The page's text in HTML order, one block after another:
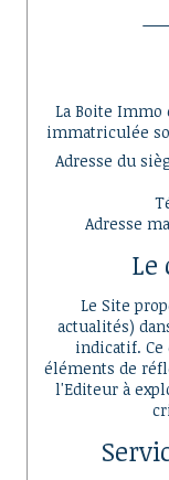
La Boite Immo
immatriculée
Adresse du
Adresse
Le
Le Site
actualités)
indicatif.
éléments de
l'Editeur à